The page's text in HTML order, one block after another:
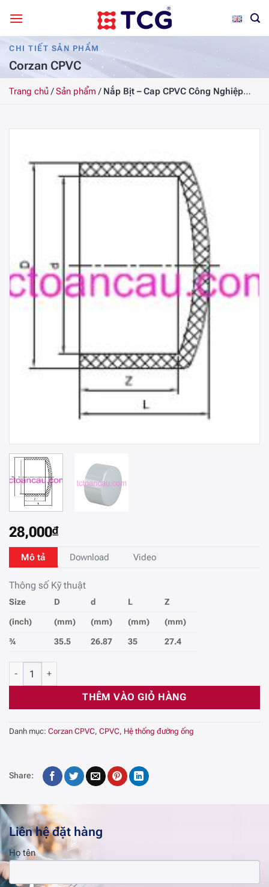
qua
nội
dungCHI TIẾT SẢN PHẨM
Corzan CPVC
Trang chủ/Sản phẩm / Nắp Bịt – Cap CPVC Công Nghiệp
28,000₫
Mô tả Download Video
Thông số Kỹ thuật
Size D d L
Z
(inch)
(mm) (mm) (mm)
(mm)
¾
35.5 26.87 35 27.4
Nắp Bịt - Cap CPVC Công Nghiệp SCH80, DN20 số lượng
THÊM VÀO GIỎ HÀNG
Danh mục: Corzan CPVC, CPVC, Hệ thống đường ống
Share:
Liên hệ đặt hàng
Họ tên